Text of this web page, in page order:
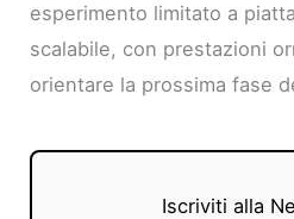
esperimento limitato a
scalabile, con prestazioni
orientare la prossima fase
Iscriviti alla